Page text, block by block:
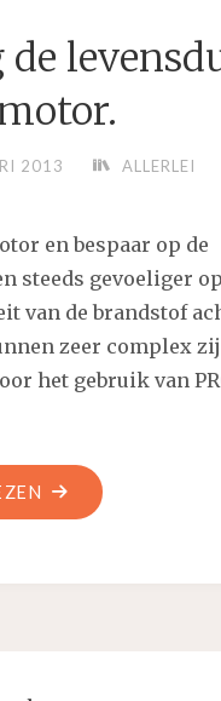
de
2013 ALLERLEI
en bespaar op de
steeds gevoeliger
van de brandstof
zeer complex
het gebruik van
"PROTEC,
VERLENG